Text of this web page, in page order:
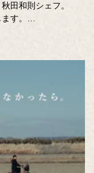
田和則シェフ。
す。